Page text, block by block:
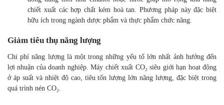
nhau.
Đồng dung môi và CO₂ cải tiến: Sử dụng CO₂ kết hợp với các
năng chiết xuất các hợp chất kém hoà tan. Phương pháp này
năng.
Giảm tiêu thụ năng lượng